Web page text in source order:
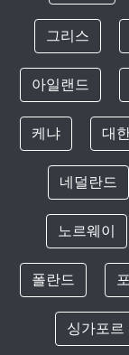
그리스
아일랜드
케냐 대
네덜란드
노르웨이
폴란드
싱가포르